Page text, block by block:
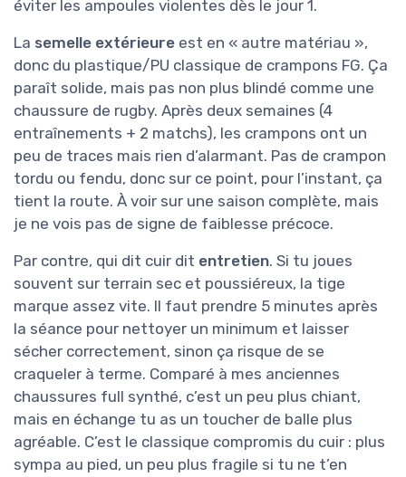
éviter les ampoules violentes dès le jour 1.
La semelle extérieure est en « autre matériau »,
donc du plastique/PU classique de crampons FG. Ça
paraît solide, mais pas non plus blindé comme une
chaussure de rugby. Après deux semaines (4
entraînements + 2 matchs), les crampons ont un
peu de traces mais rien d’alarmant. Pas de crampon
tordu ou fendu, donc sur ce point, pour l’instant, ça
tient la route. À voir sur une saison complète, mais
je ne vois pas de signe de faiblesse précoce.
Par contre, qui dit cuir dit entretien. Si tu joues
souvent sur terrain sec et poussiéreux, la tige
marque assez vite. Il faut prendre 5 minutes après
la séance pour nettoyer un minimum et laisser
sécher correctement, sinon ça risque de se
craqueler à terme. Comparé à mes anciennes
chaussures full synthé, c’est un peu plus chiant,
mais en échange tu as un toucher de balle plus
agréable. C’est le classique compromis du cuir : plus
sympa au pied, un peu plus fragile si tu ne t’en